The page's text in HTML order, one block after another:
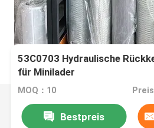
53C0703 Hydraulische
für Minilader
MOQ：10
Bestpreis